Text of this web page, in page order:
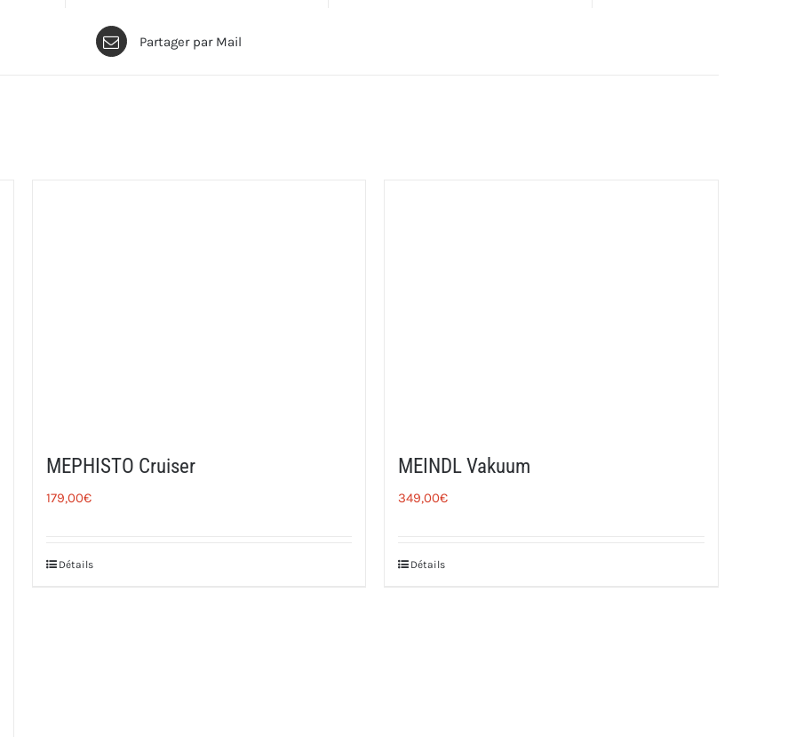
Partager par Mail
MEPHISTO Cruiser
179,00€
Détails
MEINDL Vakuum
349,00€
Détails